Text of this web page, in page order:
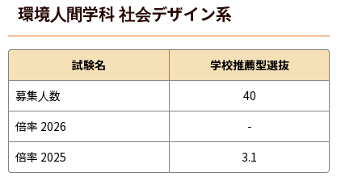
環境人間学科 社会デザイン系
試験名
学校推薦型選抜
募集人数
40
倍率 2026
-
倍率 2025
3.1